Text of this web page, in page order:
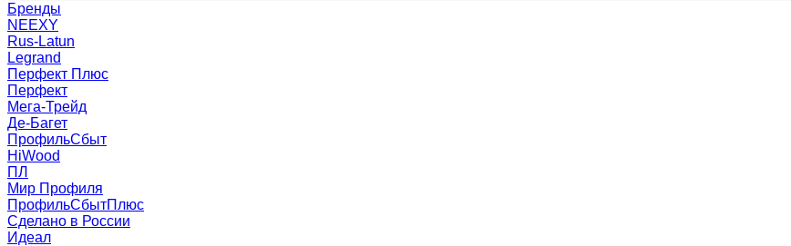
Бренды
NEEXY
Rus-Latun
Legrand
Перфект Плюс
Перфект
Мега-Трейд
Де-Багет
ПрофильСбыт
HiWood
ПЛ
Мир Профиля
ПрофильСбытПлюс
Сделано в России
Идеал